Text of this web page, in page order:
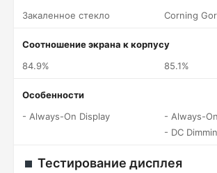
Закаленное стекло
Corning
Соотношение экрана к корпусу
84.9%
85.1%
Особенности
- Always-On Display
- Always-
- DC
Тестирование дисплея